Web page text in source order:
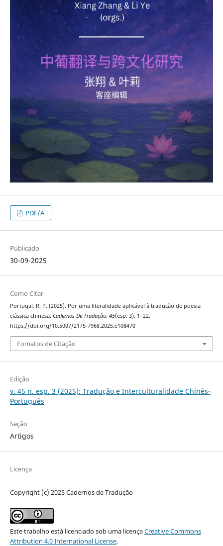
PDF/A
Publicado
30-09-2025
Como Citar
Portugal, R. P. (2025). Por uma literalidade aplicável à tradução de poesia
clássica chinesa. Cadernos De Tradução, 45(esp. 3), 1–22.
https://doi.org/10.5007/2175-7968.2025.e108470
Fomatos de Citação
Edição
v. 45 n. esp. 3 (2025): Tradução e Interculturalidade Chinês-
Português
Seção
Artigos
Licença
Copyright (c) 2025 Cadernos de Tradução
Este trabalho está licenciado sob uma licençaCreative Commons
Attribution 4.0 International License.